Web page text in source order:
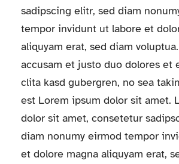
sadipscing elitr, sed diam
tempor invidunt ut labore et
aliquyam erat, sed diam
accusam et justo duo dolores et
clita kasd gubergren, no sea
est Lorem ipsum dolor sit amet.
dolor sit amet, consetetur
diam nonumy eirmod tempor
et dolore magna aliquyam erat,